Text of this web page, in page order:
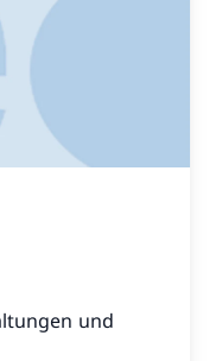
und